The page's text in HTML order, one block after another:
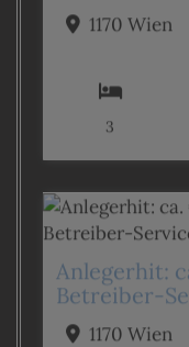
1170 Wien
3
Anlegerhit:
Betreiber-
1170 Wien